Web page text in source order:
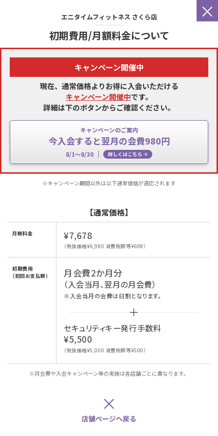
×
エニタイムフィットネス さくら店
初期費用/月額料金について
キャンペーン開催中
現在、通常価格よりお得に入会いただける
キャンペーン開催中です。
詳細は下のボタンからご確認ください。
キャンペーンのご案内
今入会すると翌月の会費980円
8/1～8/30 詳しくはこちら
※キャンペーン期間以外は以下通常価格が適応されます
【通常価格】
月額料金 ¥7,678
（税抜価格¥6,980 消費税額等¥698）
初期費用
（初回お支払額）
月会費2か月分
（入会当月、翌月の月会費）
※入会当月の会費は日割となります。
セキュリティキー発行手数料
¥5,500
（税抜価格¥5,000 消費税額等¥500）
※月会費や入会キャンペーン等の実施は各店舗ごとに異なります。
×
店舗ページへ戻る